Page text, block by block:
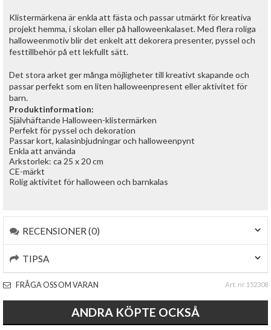
Klistermärkena är enkla att fästa och passar utmärkt för kreativa
projekt hemma, i skolan eller på halloweenkalaset. Med flera roliga
halloweenmotiv blir det enkelt att dekorera presenter, pyssel och
festtillbehör på ett lekfullt sätt.
Det stora arket ger många möjligheter till kreativt skapande och
passar perfekt som en liten halloweenpresent eller aktivitet för
barn.
Produktinformation:
Självhäftande Halloween-klistermärken
Perfekt för pyssel och dekoration
Passar kort, kalasinbjudningar och halloweenpynt
Enkla att använda
Arkstorlek: ca 25 x 20 cm
CE-märkt
Rolig aktivitet för halloween och barnkalas
RECENSIONER (0)
TIPSA
FRÅGA OSS OM VARAN Art. nr 152308
ANDRA KÖPTE OCKSÅ